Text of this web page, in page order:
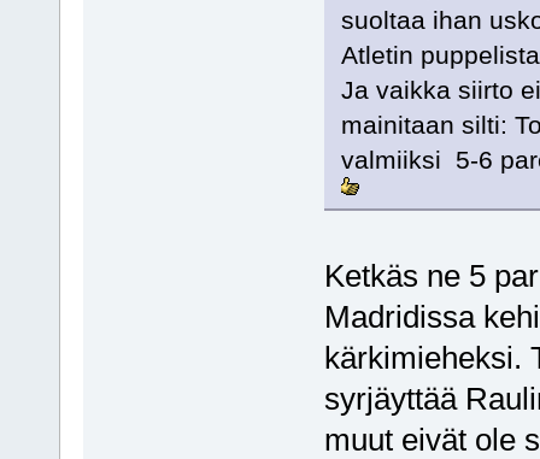
suoltaa ihan
Atletin
Ja vaikka siirto
mainitaan silti:
valmiiksi 5-6
Ketkäs ne 5
Madridissa
kärkimieheksi.
syrjäyttää
muut eivät ole